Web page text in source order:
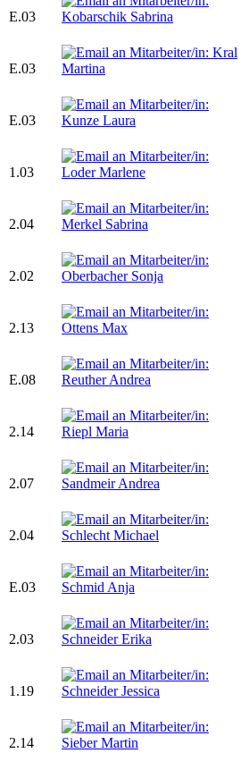
E.03
E.03
E.03
1.03
2.04
2.02
2.13
E.08
2.14
2.07
2.04
E.03
2.03
1.19
2.14